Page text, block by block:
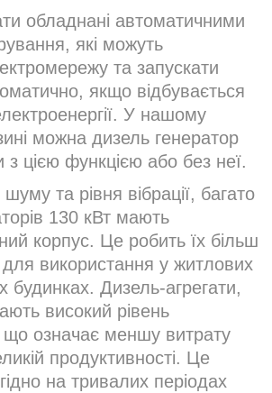
обладнані автоматичними
які можуть
та запускати
якщо відбувається
У нашому
можна дизель генератор
з цією функцією або без неї.
та рівня вібрації, багато
130 кВт мають
корпус. Це робить їх більш
використання у житлових
будинках. Дизель-агрегати,
високий рівень
що означає меншу витрату
продуктивності. Це
на тривалих періодах